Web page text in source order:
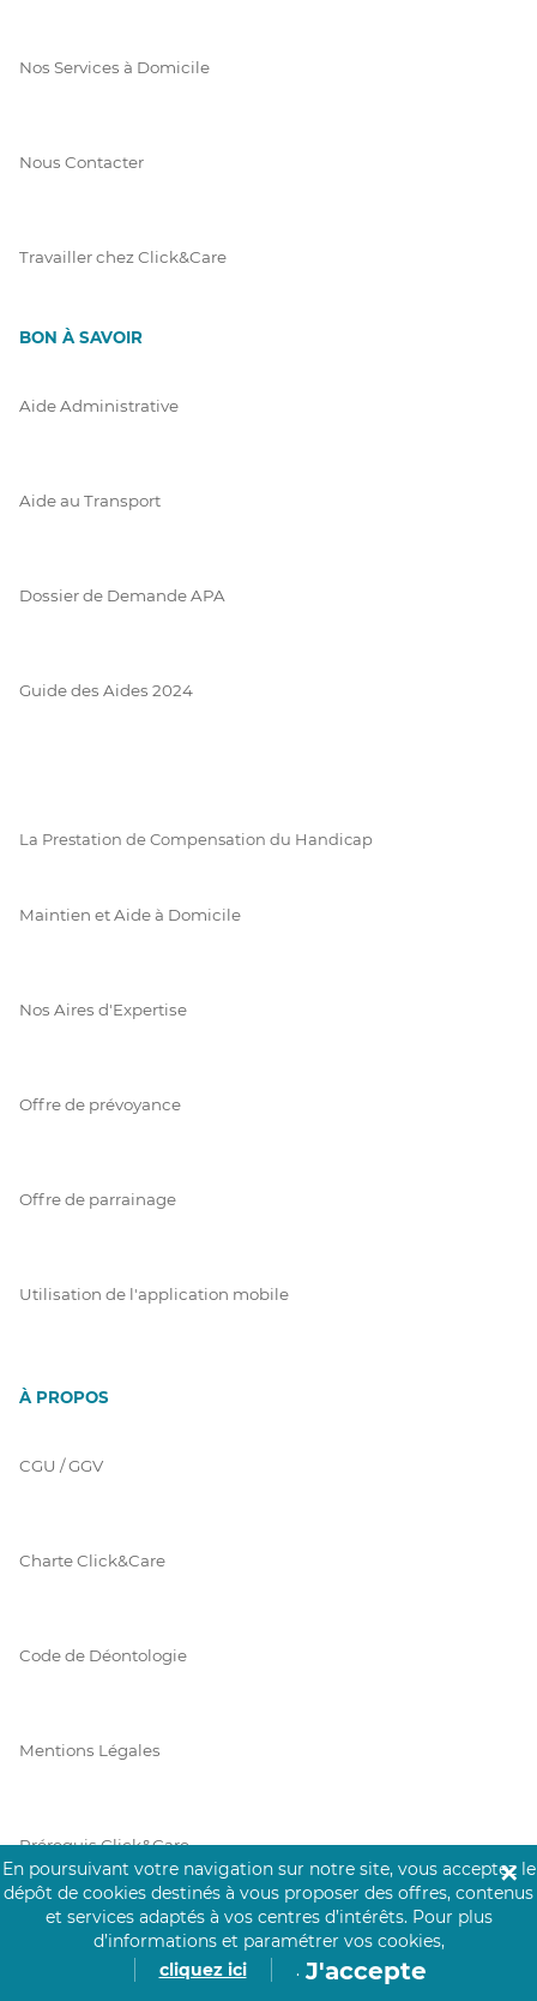
Nos Services à Domicile
Nous Contacter
Travailler chez Click&Care
BON À SAVOIR
Aide Administrative
Aide au Transport
Dossier de Demande APA
Guide des Aides 2024
La Prestation de Compensation du Handicap
Maintien et Aide à Domicile
Nos Aires d'Expertise
Offre de prévoyance
Offre de parrainage
Utilisation de l'application mobile
À PROPOS
CGU / GGV
Charte Click&Care
Code de Déontologie
Mentions Légales
Prérequis Click&Care
Protection des Données
En poursuivant votre navigation sur notre site, vous acceptez le
dépôt de cookies destinés à vous proposer des offres, contenus
et services adaptés à vos centres d’intérêts. Pour plus
d’informations et paramétrer vos cookies,
cliquez ici
. J'accepte
✕